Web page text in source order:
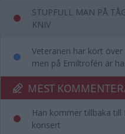
STUPFULL MAN PÅ
KNIV
Veteranen har kört
men på Emiltrofén är
MEST
Han kommer tillbaka
konsert